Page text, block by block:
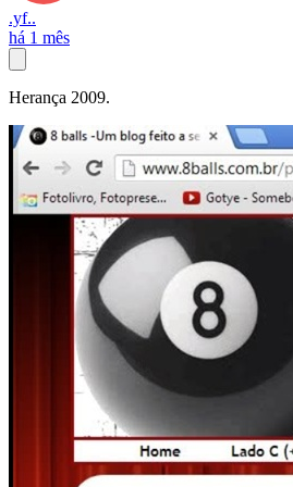
.yf..
há 1 mês
Herança 2009.